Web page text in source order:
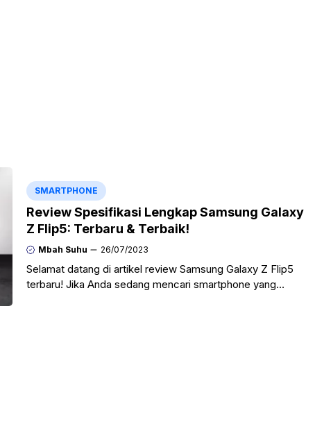
SMARTPHONE
Review Spesifikasi Lengkap Samsung Galaxy
Z Flip5: Terbaru & Terbaik!
Mbah Suhu 26/07/2023
Selamat datang di artikel review Samsung Galaxy Z Flip5
terbaru! Jika Anda sedang mencari smartphone yang